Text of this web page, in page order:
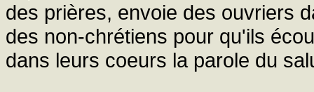
des prières, envoie des ouvriers
des non-chrétiens pour qu'ils
dans leurs coeurs la parole du